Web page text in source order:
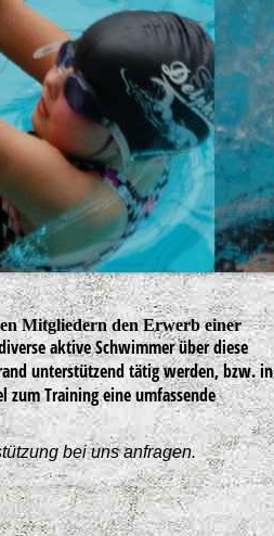
Mitgliedern den Erwerb einer
aktive Schwimmer über diese
unterstützend tätig werden, bzw. in
Training eine umfassende
bei uns anfragen.